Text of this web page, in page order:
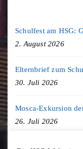
2. August 2026
Elternbrief zum
30. Juli 2026
Mosca-Exkursion
26. Juli 2026
Freiburg-Exkursion